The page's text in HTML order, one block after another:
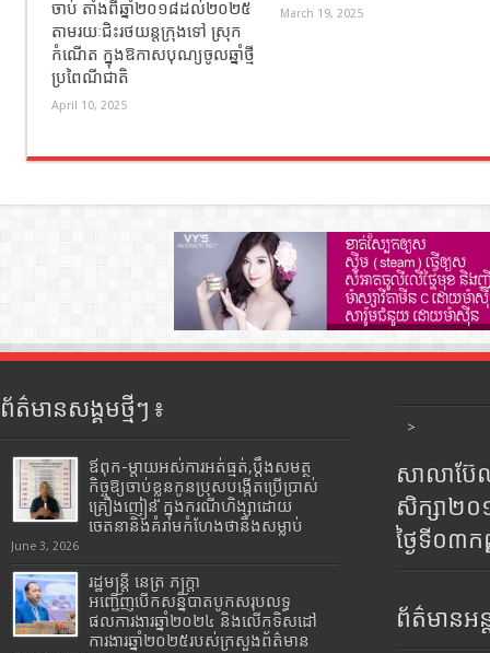
ចាប់ តាំងពីឆ្នាំ២០១៨ដល់២០២៥
តាមរយៈជិះរថយន្ដក្រុងទៅ ស្រុក
កំណើត ក្នុងឱកាសបុណ្យចូលឆ្នាំថ្មី
ប្រពៃណីជាតិ
April 10, 2025
March 19, 2025
ព័ត៌មានសង្គមថ្មីៗ ៖
ឪពុក-ម្ដាយអស់ការអត់ធ្មត់,ប្ដឹងសមត្ថ
កិច្ចឱ្យចាប់ខ្លួនកូនប្រុសបង្កើតប្រើប្រាស់
គ្រឿងញៀន ក្នុងករណីហិង្សាដោយ
ចេតនានិងគំរាមកំហែងថានឹងសម្លាប់
June 3, 2026
រដ្ឋមន្រ្តី​ នេត្រ​ ភក្ត្រា​
អញ្ជើញបើកសន្និបាតបូកសរុបលទ្ធ
ផលការងារឆ្នាំ២០២៤ និងលើកទិសដៅ
ការងារឆ្នាំ២០២៥របស់​ក្រសួង​ព័ត៌មាន​
>
សាលាប៊ែ
សិក្សា២
ថ្ងៃទី០៣
ព័ត៌មានអន្